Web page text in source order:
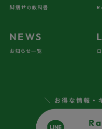
脚痩せの教科書
NEWS
お知らせ一覧